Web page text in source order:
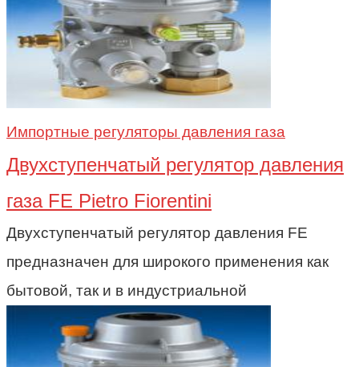
Импортные регуляторы давления газа
Двухступенчатый регулятор давления
газа FE Pietro Fiorentini
Двухступенчатый регулятор давления FE
предназначен для широкого применения как
бытовой, так и в индустриальной